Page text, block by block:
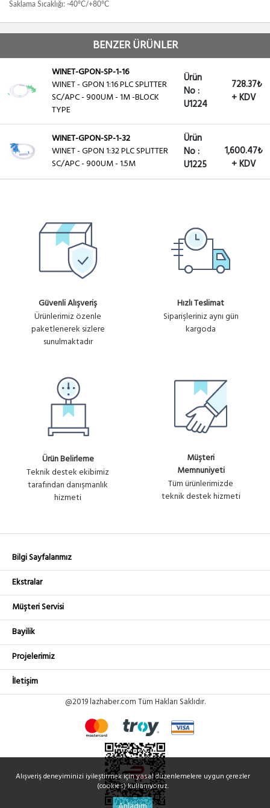
Saklama Sıcaklığı: -40°C/+80°C
BENZER ÜRÜNLER
WINET-GPON-SP-1-16
WINET - GPON 1:16 PLC SPLITTER
SC/APC - 900UM - 1M -BLOCK
TYPE
Ürün
No :
U1224
728.37₺
+ KDV
WINET-GPON-SP-1-32
WINET - GPON 1:32 PLC SPLITTER
SC/APC - 900UM - 1.5M
Ürün
No :
U1225
1,600.47₺
+ KDV
Güvenli Alışveriş
Ürünlerimiz özenle
paketlenerek sizlere
sunulmaktadır
Hızlı Teslimat
Siparişleriniz aynı gün
kargoda
Ürün Belirleme
Teknik destek ekibimiz
tarafından danışmanlık
hizmeti
Müşteri
Memnuniyeti
Tüm ürünlerimizde
teknik destek hizmeti
Bilgi Sayfalarımız
Ekstralar
Müşteri Servisi
Bayilik
Projelerimiz
İletişim
@2019 lazhaber.com Tüm Hakları Saklıdır.
Alışveriş deneyiminizi iyileştirmek için yasal düzenlemelere uygun çerezler
(cookies) kullanıyoruz.